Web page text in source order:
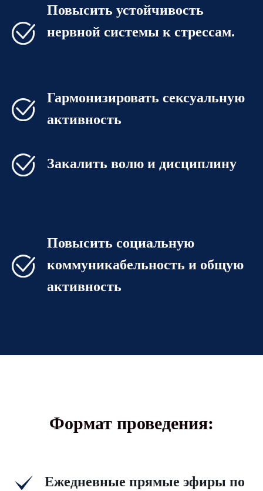
Повысить устойчивость
нервной системы к стрессам.
Гармонизировать сексуальную
активность
Закалить волю и дисциплину
Повысить социальную
коммуникабельность и общую
активность
Формат проведения:
Ежедневные прямые эфиры по